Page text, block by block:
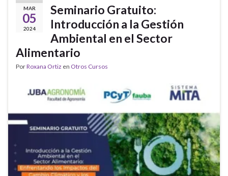
MAR
05
2024
Seminario Gratuito:
Introducción a la Gestión
Ambiental en el Sector
Alimentario
PorRoxana Ortiz en Otros Cursos